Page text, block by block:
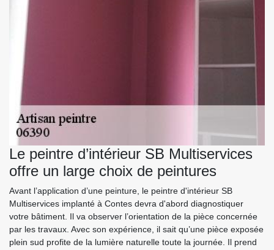
Le peintre d’intérieur SB Multiservices
offre un large choix de peintures
Avant l’application d’une peinture, le peintre d'intérieur SB
Multiservices implanté à Contes devra d'abord diagnostiquer
votre bâtiment. Il va observer l’orientation de la pièce concernée
par les travaux. Avec son expérience, il sait qu’une pièce exposée
plein sud profite de la lumière naturelle toute la journée. Il prend